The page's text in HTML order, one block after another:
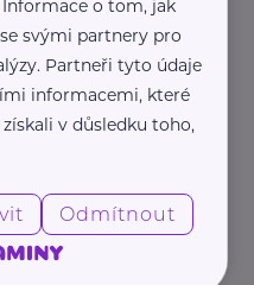
přírodních katastrof:
Informace o tom, jak
svými partnery pro
Partneři tyto údaje
informacemi, které
v důsledku toho,
Odmítnout